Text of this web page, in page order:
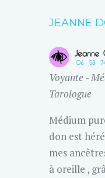
JEANNE
Voyante -
Tarologue
Médium
don est
mes
à oreille ,